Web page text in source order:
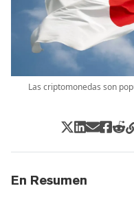
Las criptomonedas son
En Resumen